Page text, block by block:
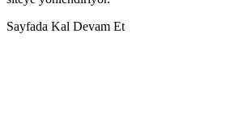
Sayfada Kal Devam Et